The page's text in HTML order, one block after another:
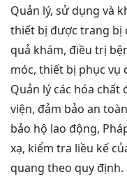
Quản lý, sử dụng và
thiết bị được trang bị
quả khám, điều trị
móc, thiết bị phục vụ
Quản lý các hóa
viện, đảm bảo an
bảo hộ lao động,
xạ, kiểm tra liều kế
quang theo quy định.
Thư mời báo giá